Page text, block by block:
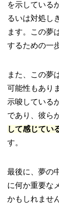
を示している
るいは対処し
ます。この夢
するための一
また、この夢
可能性もあり
示唆している
であり、彼ら
して感じてい
す。
最後に、夢の
に何か重要な
かもしれませ